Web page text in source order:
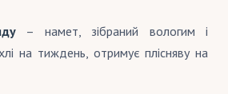
– намет, зібраний вологим і
на тиждень, отримує плісняву на